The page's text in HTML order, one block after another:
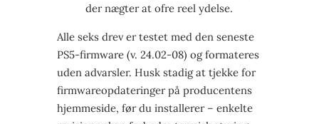
der nægter at ofre reel ydelse.
Alle seks drev er testet med den seneste
PS5-firmware (v. 24.02-08) og formateres
uden advarsler. Husk stadig at tjekke for
firmwareopdateringer på producentens
hjemmeside, før du installerer – enkelte